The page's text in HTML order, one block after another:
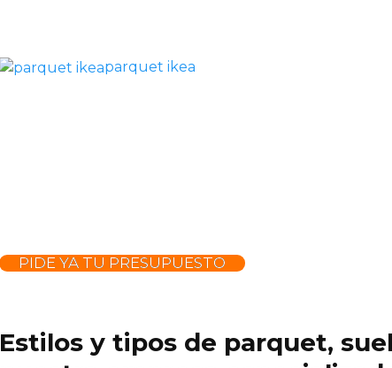
parquet ikea
PIDE YA TU PRESUPUESTO
Estilos y tipos de parquet,